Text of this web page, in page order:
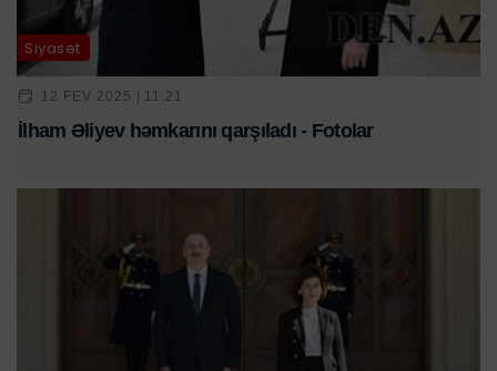
Siyasət
12 FEV 2025 | 11:21
İlham Əliyev həmkarını qarşıladı - Fotolar